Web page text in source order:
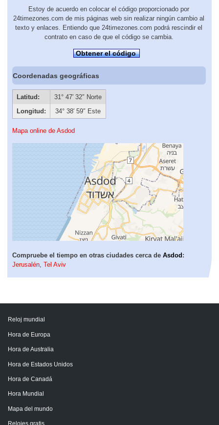
Estoy de acuerdo en colocar el código proporcionado por
24timezones.com de mis páginas web sin realizar ningún cambio al
texto y enlaces. Entiendo que 24timezones.com podrá rescindir el
contrato en caso de que el código se cambia.
Obtener el código
Coordenadas geográficas
Latitud:
31° 47′ 32″ Norte
Longitud:
34° 38′ 59″ Este
Mapa online de Asdod
Compruebe el tiempo en otras ciudades cerca de Asdod :
Jerusalén Tel Aviv
Reloj mundial
Hora de Europa
Hora de Australia
Hora de Estados Unidos
Hora de Canadá
Hora Mundial
Mapa del mundo
Relojes gratis